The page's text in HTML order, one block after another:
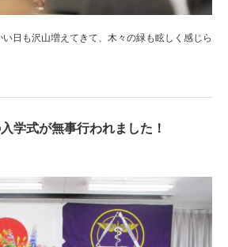
日も沢山増えてきて、木々の緑も眩しく感じら
学式が無事行われました！